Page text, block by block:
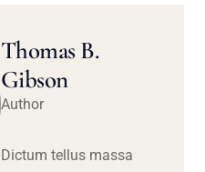
Thomas B.
Gibson
Author
Dictum tellus massa